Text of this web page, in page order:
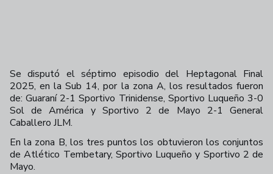
Se disputó el séptimo episodio del Heptagonal Final
2025, en la Sub 14, por la zona A, los resultados fueron
de: Guaraní 2-1 Sportivo Trinidense, Sportivo Luqueño 3-0
Sol de América y Sportivo 2 de Mayo 2-1 General
Caballero JLM.
En la zona B, los tres puntos los obtuvieron los conjuntos
de Atlético Tembetary, Sportivo Luqueño y Sportivo 2 de
Mayo.